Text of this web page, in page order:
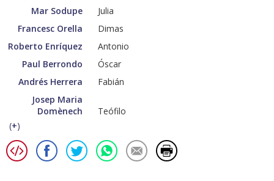
Mar Sodupe
Julia
Francesc Orella
Dimas
Roberto Enríquez
Antonio
Paul Berrondo
Óscar
Andrés Herrera
Fabián
Josep Maria
Domènech
Teófilo
(+)